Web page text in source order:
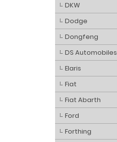
DKW
Dodge
Dongfeng
DS Automobiles
Elaris
Fiat
Fiat Abarth
Ford
Forthing